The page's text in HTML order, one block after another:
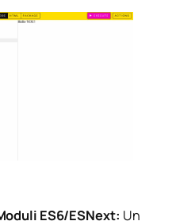
ES6/ESNext: Un